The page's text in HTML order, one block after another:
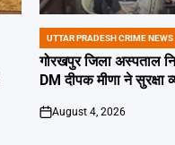
POSTED
IN
UTTAR PRADESH CRIME NEWS
गोरखपुर जिला अस्पताल
DM दीपक मीणा ने सुरक्षा
on
August 4, 2026